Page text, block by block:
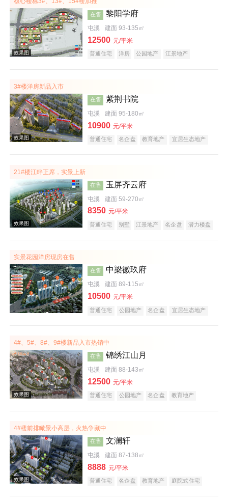
效果图
效果图
效果图
在售 黎阳学府
屯溪 建面 93-135㎡
12500 元/平米
普通住宅 洋房 公园地产
江景地产
3#楼洋房新品入市
效果图
在售 紫荆书院
屯溪 建面 95-180㎡
10900 元/平米
普通住宅 名企盘 教育地产
宜居生态地产
21#楼江畔正席，实景上新
在售 玉屏齐云府
屯溪 建面 59-270㎡
8350 元/平米
普通住宅 别墅 江景地产 名企盘
潜力楼盘
实景花园洋房现房在售
在售 中梁徽玖府
屯溪 建面 89-115㎡
10500 元/平米
普通住宅 公园地产 名企盘
宜居生态地产
4#、5#、8#、9#楼新品入市热销中
在售 锦绣江山月
屯溪 建面 88-143㎡
12500 元/平米
普通住宅 公园地产 名企盘
教育地产
4#楼前排瞰景小高层，火热争藏中
在售 文澜轩
屯溪 建面 87-138㎡
8888 元/平米
普通住宅 名企盘 教育地产
庭院式住宅